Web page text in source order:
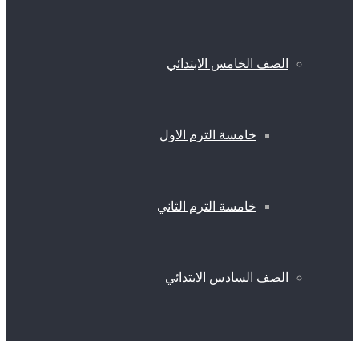
الصف الخامس الابتدائي
خامسة الترم الاول
خامسة الترم الثاني
الصف السادس الابتدائي